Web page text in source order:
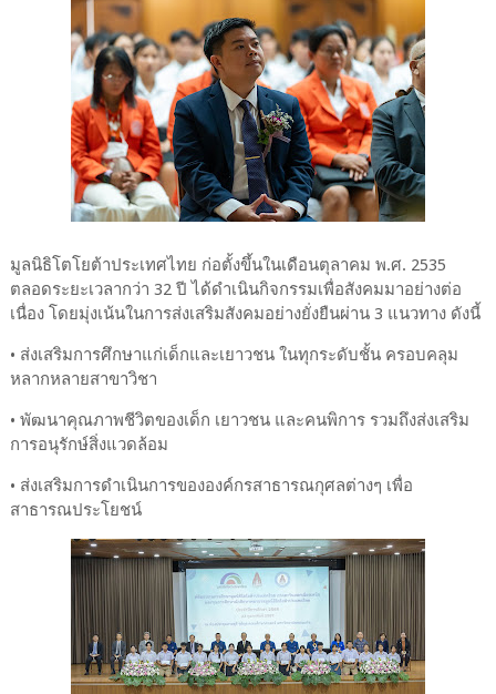
มูลนิธิโตโยต้าประเทศไทย ก่อตั้งขึ้นในเดือนตุลาคม พ.ศ. 2535
ตลอดระยะเวลากว่า 32 ปี ได้ดำเนินกิจกรรมเพื่อสังคมมาอย่างต่อ
เนื่อง โดยมุ่งเน้นในการส่งเสริมสังคมอย่างยั่งยืนผ่าน 3 แนวทาง ดังนี้
• ส่งเสริมการศึกษาแก่เด็กและเยาวชน ในทุกระดับชั้น ครอบคลุม
หลากหลายสาขาวิชา
• พัฒนาคุณภาพชีวิตของเด็ก เยาวชน และคนพิการ รวมถึงส่งเสริม
การอนุรักษ์สิ่งแวดล้อม
• ส่งเสริมการดำเนินการขององค์กรสาธารณกุศลต่างๆ เพื่อ
สาธารณประโยชน์